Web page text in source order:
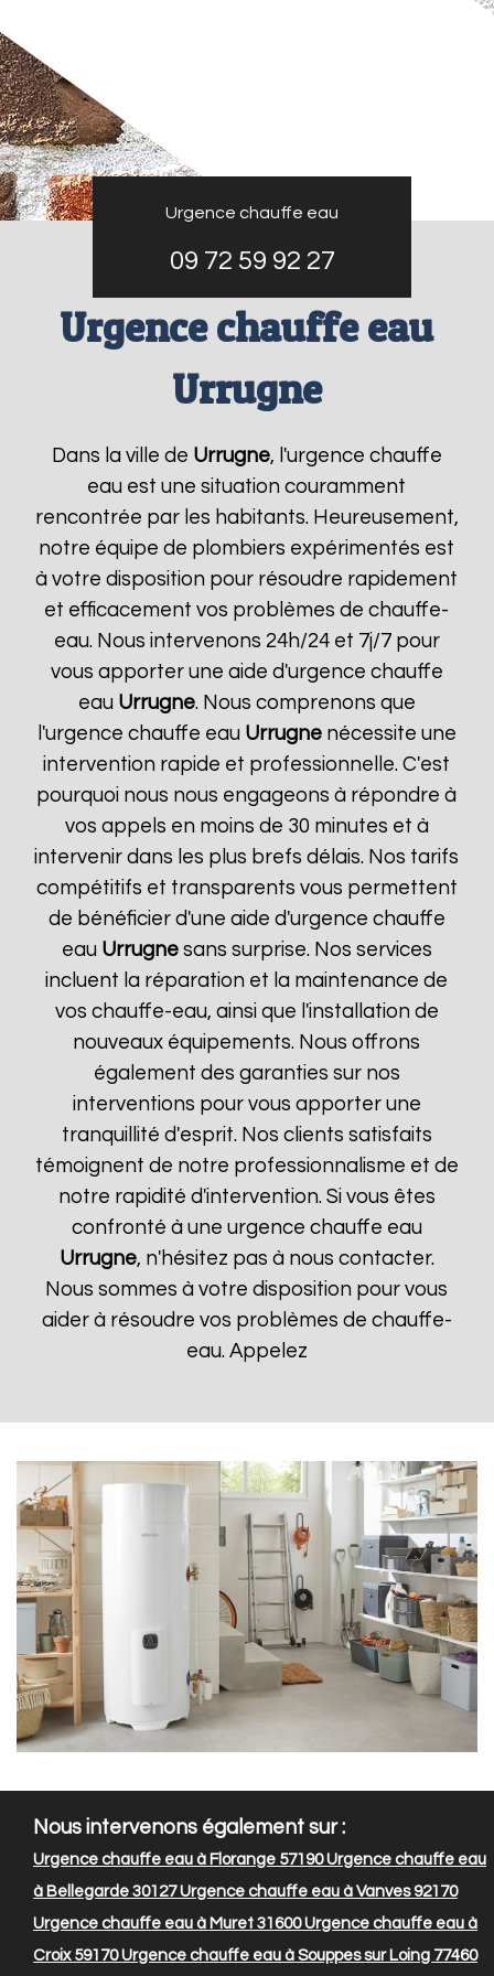
Urgence chauffe eau
09 72 59 92 27
Urgence chauffe eau
Urrugne
Dans la ville de Urrugne, l'urgence chauffe
eau est une situation couramment
rencontrée par les habitants. Heureusement,
notre équipe de plombiers expérimentés est
à votre disposition pour résoudre rapidement
et efficacement vos problèmes de chauffe-
eau. Nous intervenons 24h/24 et 7j/7 pour
vous apporter une aide d'urgence chauffe
eau Urrugne. Nous comprenons que
l'urgence chauffe eau Urrugnenécessite une
intervention rapide et professionnelle. C'est
pourquoi nous nous engageons à répondre à
vos appels en moins de 30 minutes et à
intervenir dans les plus brefs délais. Nos tarifs
compétitifs et transparents vous permettent
de bénéficier d'une aide d'urgence chauffe
eau Urrugnesans surprise. Nos services
incluent la réparation et la maintenance de
vos chauffe-eau, ainsi que l'installation de
nouveaux équipements. Nous offrons
également des garanties sur nos
interventions pour vous apporter une
tranquillité d'esprit. Nos clients satisfaits
témoignent de notre professionnalisme et de
notre rapidité d'intervention. Si vous êtes
confronté à une urgence chauffe eau
Urrugne, n'hésitez pas à nous contacter.
Nous sommes à votre disposition pour vous
aider à résoudre vos problèmes de chauffe-
eau. Appelez
Nous intervenons également sur :
Urgence chauffe eau à Florange 57190Urgence chauffe eau
à Bellegarde 30127Urgence chauffe eau à Vanves 92170
Urgence chauffe eau à Muret 31600Urgence chauffe eau à
Croix 59170Urgence chauffe eau à Souppes sur Loing 77460